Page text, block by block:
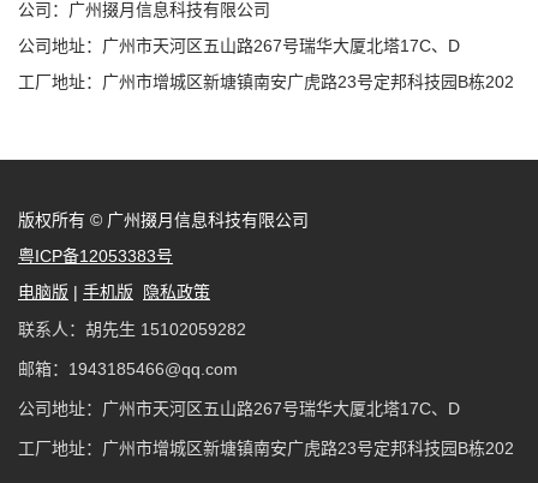
公司：广州掇月信息科技有限公司
公司地址：广州市天河区五山路267号瑞华大厦北塔17C、D
工厂地址：广州市增城区新塘镇南安广虎路23号定邦科技园B栋202
版权所有 © 广州掇月信息科技有限公司
粤ICP备12053383号
电脑版 | 手机版
隐私政策
联系人：胡先生 15102059282
邮箱：1943185466@qq.com
公司地址：广州市天河区五山路267号瑞华大厦北塔17C、D
工厂地址：广州市增城区新塘镇南安广虎路23号定邦科技园B栋202